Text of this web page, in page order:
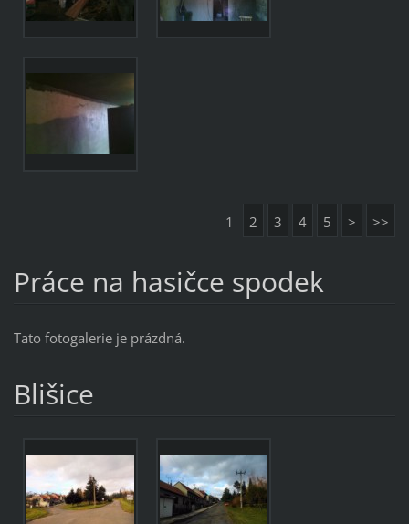
1 2 3 4 5 > >>
Práce na hasičce spodek
Tato fotogalerie je prázdná.
Blišice